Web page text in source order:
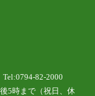
82-2000
5時まで（祝日、休